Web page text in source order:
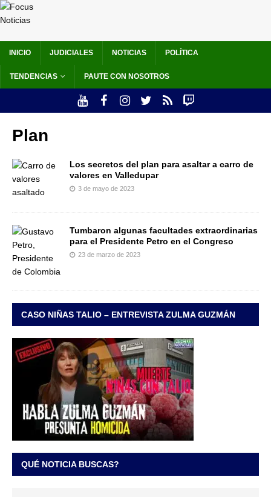
INICIO JUDICIALES NOTICIAS POLÍTICA
TENDENCIAS PAUTE CON NOSOTROS
Plan
Los secretos del plan para asaltar a carro de
valores en Valledupar
3 de mayo de 2023
Tumbaron algunas facultades extraordinarias
para el Presidente Petro en el Congreso
23 de marzo de 2023
CASO NIÑAS TALIO – ENTREVISTA ZULMA GUZMÁN
QUÉ NOTICIA BUSCAS?